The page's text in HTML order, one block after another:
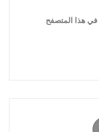
في هذا المتصفح